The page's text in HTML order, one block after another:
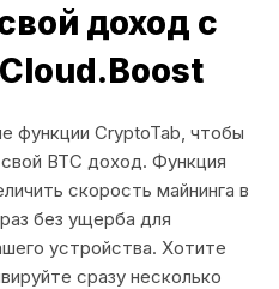
доход с
функции CryptoTab, чтобы
BTC доход. Функция
скорость майнинга в
без ущерба для
устройства. Хотите
сразу несколько